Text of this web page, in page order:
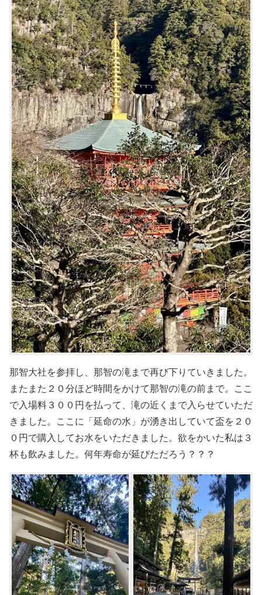
那智大社を参拝し、那智の滝まで再び下りていきました。
またまた２０分ほど時間をかけて那智の滝の前まで。ここ
で入場料３００円を払って、滝の近くまで入らせていただ
きました。ここに「延命の水」が湧き出していて盃を２０
０円で購入してお水をいただきました。欲をかいた私は３
杯も飲みました。何年寿命が延びただろう？？？